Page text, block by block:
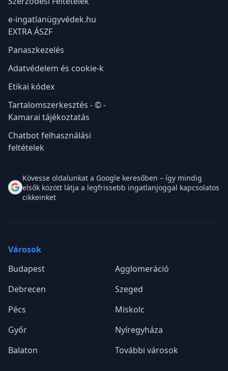
e-ingatlanügyvédek.hu
EXTRA ÁSZF
Panaszkezelés
Adatvédelem és cookie-k
Etikai kódex
Tartalomszerkesztés - © -
Kamarai tájékoztatás
Chatbot felhasználási
feltételek
Kövesse oldalunkat a Google keresőben – így mindig
elsők között látja a legfrissebb ingatlanjoggal kapcsolatos
cikkeinket
Városok
Budapest
Agglomeráció
Debrecen
Szeged
Pécs
Miskolc
Győr
Nyíregyháza
Balaton
További városok